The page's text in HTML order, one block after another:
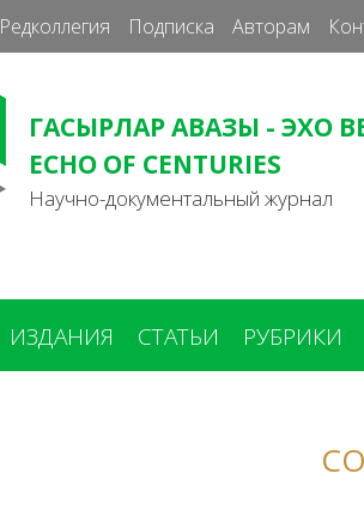
Редколлегия Подписка Авторам
ГАСЫРЛАР АВАЗЫ - ЭХО
ECHO OF CENTURIES
Научно-документальный журнал
ИЗДАНИЯ СТАТЬИ РУБРИКИ